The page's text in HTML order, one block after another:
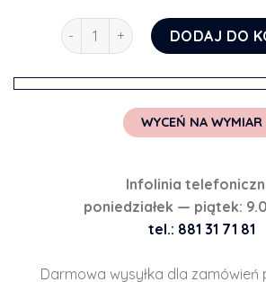
ilość Foto-tapeta wodna
DODAJ DO
WYCEŃ NA WYMIAR
Infolinia
poniedziałek — piątek:
tel.: 881 31 71 81
Darmowa wysyłka dla zamówień